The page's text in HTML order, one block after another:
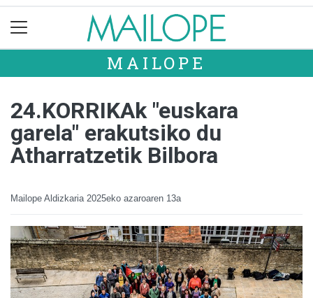
MAILOPE
24.KORRIKAk "euskara
garela" erakutsiko du
Atharratzetik Bilbora
Mailope Aldizkaria 2025eko azaroaren 13a